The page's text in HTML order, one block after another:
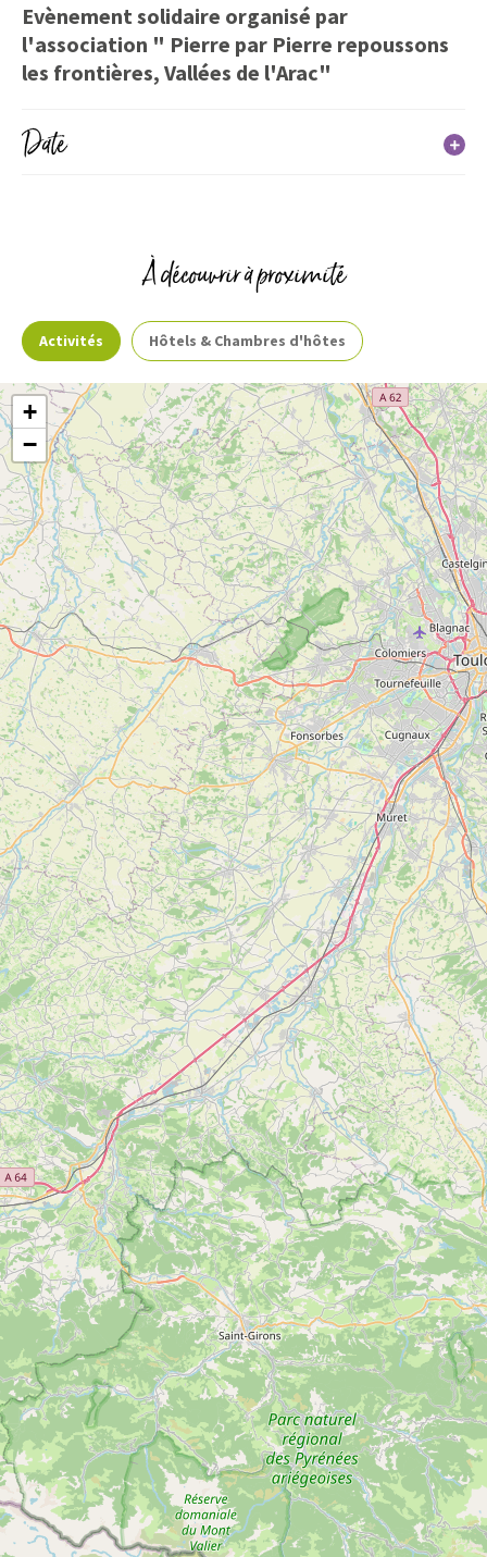
Evènement solidaire organisé par
l'association " Pierre par Pierre repoussons
les frontières, Vallées de l'Arac"
Date
+
−
À découvrir à proximité
Activités Hôtels & Chambres d'hôtes